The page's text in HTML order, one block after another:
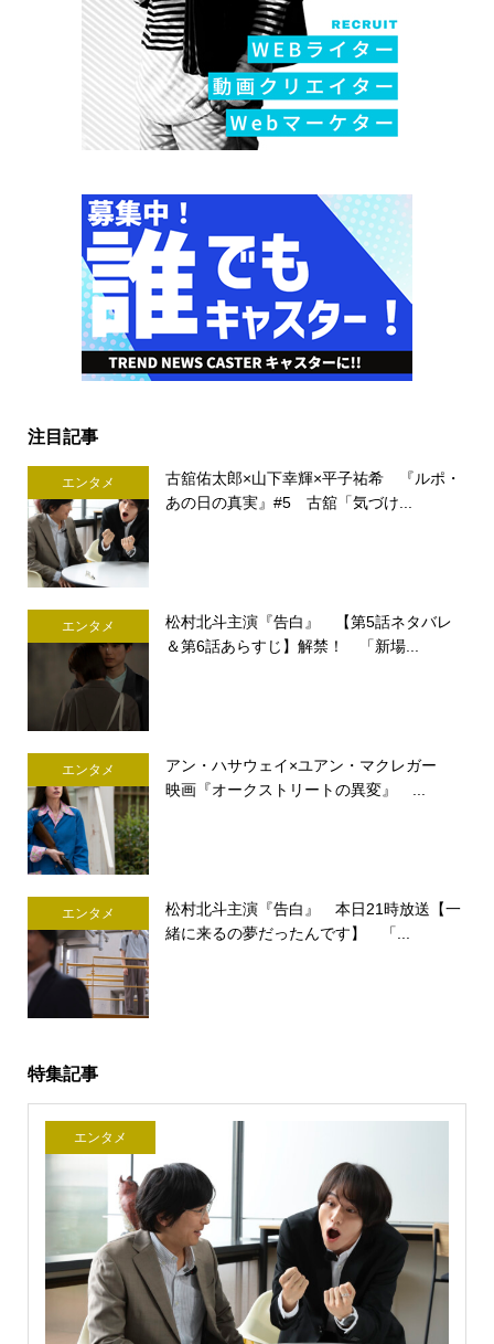
注目記事
エンタメ
古舘佑太郎×山下幸輝×平子祐希 『ルポ・
あの日の真実』#5 古舘「気づけ...
エンタメ
松村北斗主演『告白』 【第5話ネタバレ
＆第6話あらすじ】解禁！ 「新場...
エンタメ
アン・ハサウェイ×ユアン・マクレガー
映画『オークストリートの異変』 ...
エンタメ
松村北斗主演『告白』 本日21時放送【一
緒に来るの夢だったんです】 「...
特集記事
エンタメ